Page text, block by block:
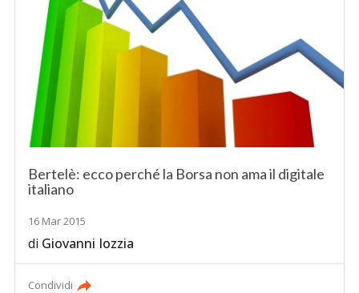
Bertelè: ecco perché la Borsa non ama il digitale
italiano
16 Mar 2015
di Giovanni Iozzia
Condividi